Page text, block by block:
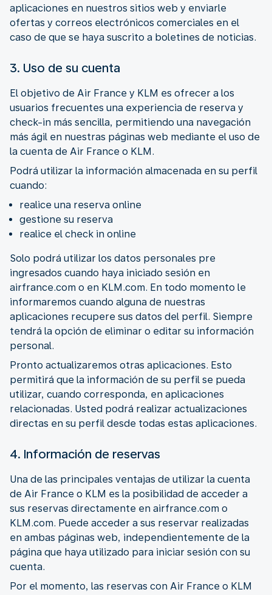
aplicaciones en nuestros sitios web y enviarle
ofertas y correos electrónicos comerciales en el
caso de que se haya suscrito a boletines de noticias.
3. Uso de su cuenta
El objetivo de Air France y KLM es ofrecer a los
usuarios frecuentes una experiencia de reserva y
check-in más sencilla, permitiendo una navegación
más ágil en nuestras páginas web mediante el uso de
la cuenta de Air France o KLM.
Podrá utilizar la información almacenada en su perfil
cuando:
realice una reserva online
gestione su reserva
realice el check in online
Solo podrá utilizar los datos personales pre
ingresados cuando haya iniciado sesión en
airfrance.com o en KLM.com. En todo momento le
informaremos cuando alguna de nuestras
aplicaciones recupere sus datos del perfil. Siempre
tendrá la opción de eliminar o editar su información
personal.
Pronto actualizaremos otras aplicaciones. Esto
permitirá que la información de su perfil se pueda
utilizar, cuando corresponda, en aplicaciones
relacionadas. Usted podrá realizar actualizaciones
directas en su perfil desde todas estas aplicaciones.
4. Información de reservas
Una de las principales ventajas de utilizar la cuenta
de Air France o KLM es la posibilidad de acceder a
sus reservas directamente en airfrance.com o
KLM.com. Puede acceder a sus reservar realizadas
en ambas páginas web, independientemente de la
página que haya utilizado para iniciar sesión con su
cuenta.
Por el momento, las reservas con Air France o KLM